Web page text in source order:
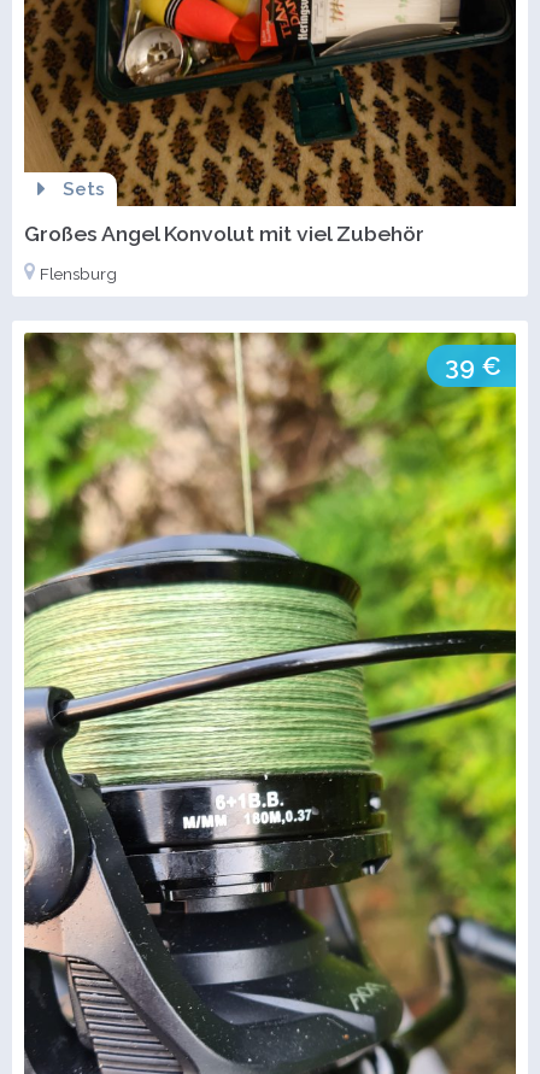
Sets
Großes Angel Konvolut mit viel Zubehör
Flensburg
39 €